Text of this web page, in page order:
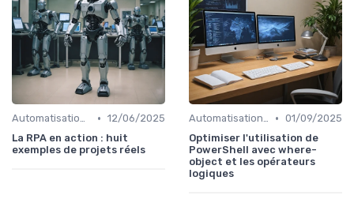
Automatisation et RPA • 12/06/2025
La RPA en action : huit
exemples de projets réels
Automatisation et RPA • 01/09/2025
Optimiser l'utilisation de
PowerShell avec where-
object et les opérateurs
logiques